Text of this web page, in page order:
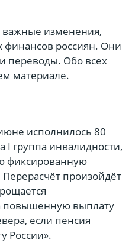
важные изменения,
финансов россиян. Они
переводы. Обо всех
материале.
исполнилось 80
I группа инвалидности,
фиксированную
произойдёт
повышенную выплату
если пенсия
России».